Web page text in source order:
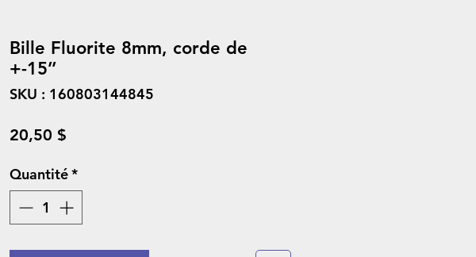
Bille Fluorite 8mm, corde de
+-15’’
SKU : 160803144845
20,50 $
Quantité*